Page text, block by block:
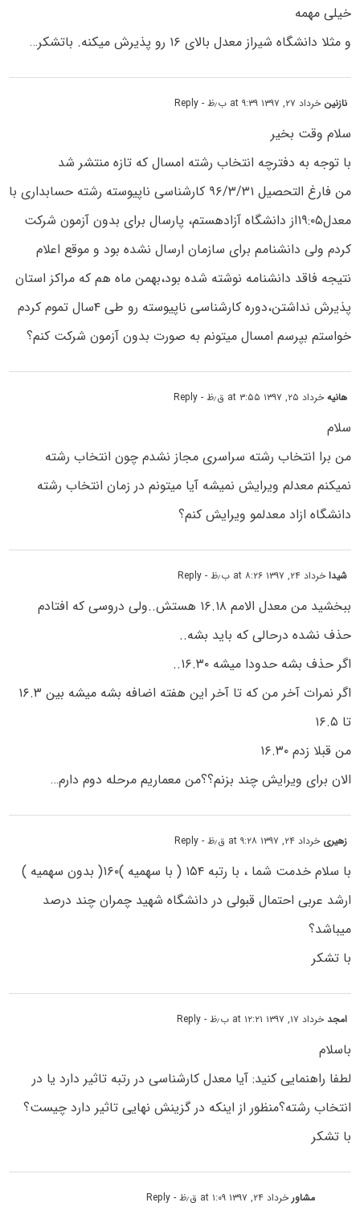
خیلی مهمه
و مثلا دانشگاه شیراز معدل بالای ۱۶ رو پذیرش میکنه. باتشکر…
نازنین خرداد ۲۷, ۱۳۹۷ at ۹:۳۹ ب٫ظ - Reply
سلام وقت بخیر
با توجه به دفترچه انتخاب رشته امسال که تازه منتشر شد
من فارغ التحصیل ۹۶/۳/۳۱ کارشناسی ناپیوسته رشته حسابداری با
معدل۱۹:۰۵از دانشگاه آزادهستم، پارسال برای بدون آزمون شرکت
کردم ولی دانشنامم برای سازمان ارسال نشده بود و موقع اعلام
نتیجه فاقد دانشنامه نوشته شده بود،بهمن ماه هم که مراکز استان
پذیرش نداشتن،دوره کارشناسی ناپیوسته رو طی ۴سال تموم کردم
خواستم بپرسم امسال میتونم به صورت بدون آزمون شرکت کنم؟
هانیهخرداد ۲۵, ۱۳۹۷ at ۳:۵۵ ق٫ظ - Reply
سلام
من برا انتخاب رشته سراسری مجاز نشدم چون انتخاب رشته
نمیکنم معدلم ویرایش نمیشه آیا میتونم در زمان انتخاب رشته
دانشگاه ازاد معدلمو ویرایش کنم؟
شیداخرداد ۲۴, ۱۳۹۷ at ۸:۲۶ ب٫ظ - Reply
ببخشید من معدل الامم ۱۶.۱۸ هستش..ولی دروسی که افتادم
حذف نشده درحالی که باید بشه..
اگر حذف بشه حدودا میشه ۱۶.۳۰..
اگر نمرات آخر من که تا آخر این هفته اضافه بشه میشه بین ۱۶.۳
تا ۱۶.۵
من قبلا زدم ۱۶.۳۰
الان برای ویرایش چند بزنم؟؟من معماریم مرحله دوم دارم…
زهیری خرداد ۲۴, ۱۳۹۷ at ۹:۲۸ ق٫ظ - Reply
با سلام خدمت شما ، با رتبه ۱۵۴ ( با سهمیه )۱۶۰( بدون سهمیه )
ارشد عربی احتمال قبولی در دانشگاه شهید چمران چند درصد
میباشد؟
با تشکر
امجدخرداد ۱۷, ۱۳۹۷ at ۱۲:۲۱ ب٫ظ - Reply
باسلام
لطفا راهنمایی کنید: آیا معدل کارشناسی در رتبه تاثیر دارد یا در
انتخاب رشته؟منظور از اینکه در گزینش نهایی تاثیر دارد چیست؟
با تشکر
مشاورخرداد ۲۴, ۱۳۹۷ at ۱:۰۹ ق٫ظ - Reply